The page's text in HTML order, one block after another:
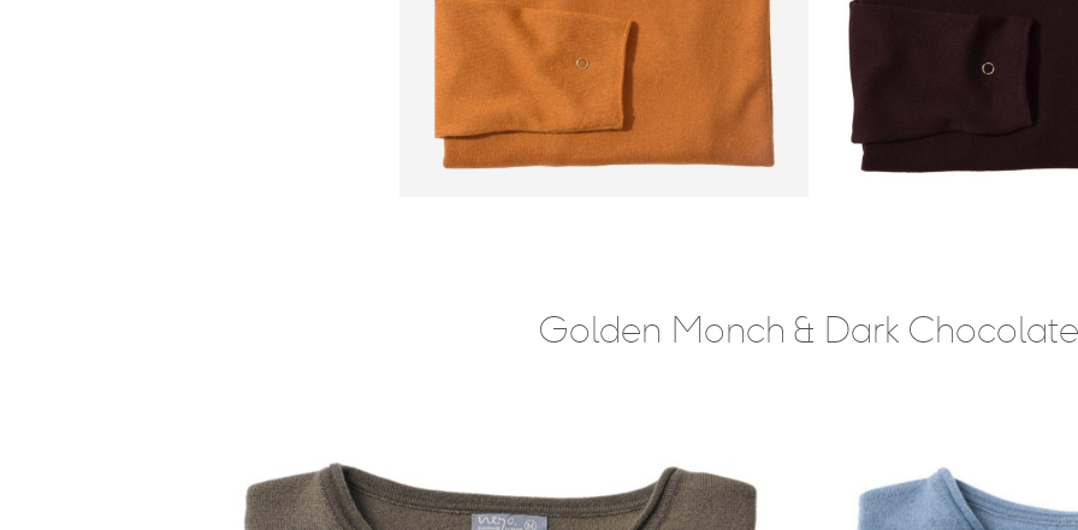
Golden Monch & Dark Chocolate